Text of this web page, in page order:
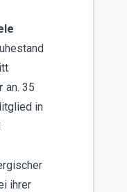
an. 35
in
ihrer